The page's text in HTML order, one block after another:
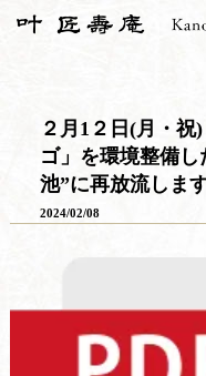
お知らせ
２月1２日(月・
ゴ」を環境整備
池”に再放流しま
2024/02/08